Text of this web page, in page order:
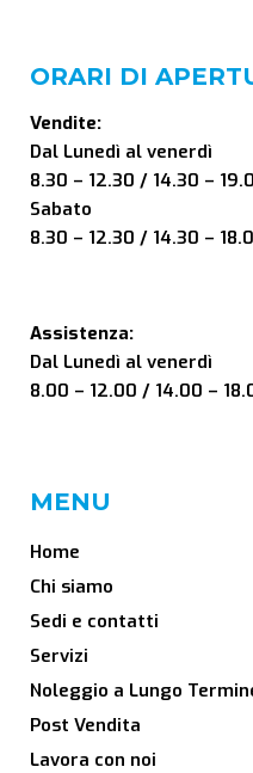
ORARI DI
Vendite:
Dal Lunedì al venerdì
8.30 – 12.30 / 14.30 –
Sabato
8.30 – 12.30 / 14.30 –
Assistenza:
Dal Lunedì al venerdì
8.00 – 12.00 / 14.00 –
MENU
Home
Chi siamo
Sedi e contatti
Servizi
Noleggio a Lungo
Post Vendita
Lavora con noi